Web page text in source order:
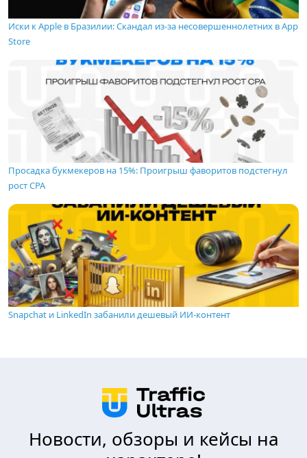
Иски к Apple в Бразилии: Скандал из-за несовершеннолетних в App
Store
Просадка букмекеров на 15%: Проигрыш фаворитов подстегнул
рост CPA
Snapchat и LinkedIn забанили дешевый ИИ-контент
Новости, обзоры и кейсы на